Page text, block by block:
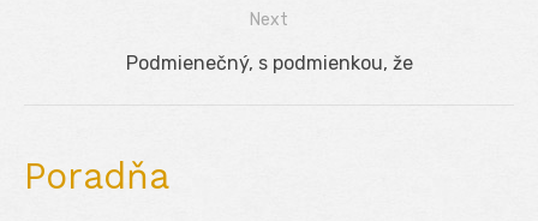
Next
Next
Podmienečný, s podmienkou, že
Poradňa